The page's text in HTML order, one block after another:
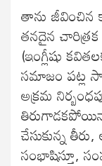
తాను జీవించిన
తనదైన
(ఇంగ్లీషు
సమాజం పట్ల
అక్రమ
చేసుకున్న
సంభాషిస్తూ,